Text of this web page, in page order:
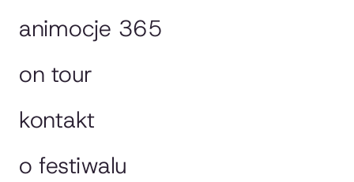
animocje 365
on tour
kontakt
o festiwalu